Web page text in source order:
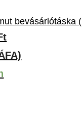
bevásárlótáska (
Ártartomány:
0Ft